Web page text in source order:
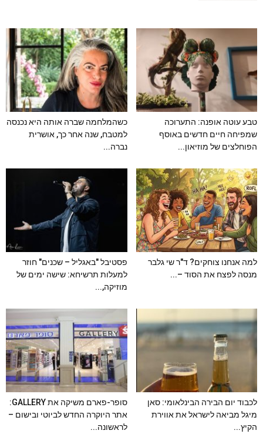
טבע עוטה אופנה: התערוכה
שמפיחה חיים חדשים באוסף
הפוחלצים של מוזיאון...
כשהמלחמה שברה אותה היא נכנסה
למטבח, שנה אחר כך, אושרית
נברה...
למה אנחנו צוחקים? ד"ר שי גלבר
מנסה לפצח את הסוד –...
פסטיבל "באגליל – שכנים" חוזר
למעלות תרשיחא: שישה ימים של
מוזיקה,...
לכבוד יום הבירה הבינלאומי: סאן
מיגל מביאה לישראל את אווירת
הקיץ...
סופר-פארם משיקה את GALLERY:
אתר היוקרה החדש לביוטי ובישום –
לראשונה...